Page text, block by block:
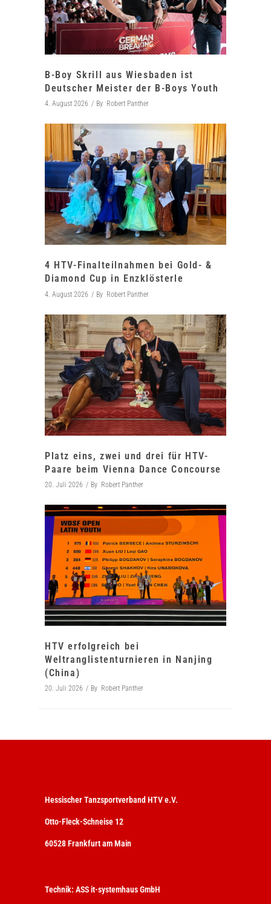
B-Boy Skrill aus Wiesbaden ist
Deutscher Meister der B-Boys Youth
4. August 2026 By Robert Panther
4 HTV-Finalteilnahmen bei Gold- &
Diamond Cup in Enzklösterle
4. August 2026 By Robert Panther
Platz eins, zwei und drei für HTV-
Paare beim Vienna Dance Concourse
20. Juli 2026 By Robert Panther
HTV erfolgreich bei
Weltranglistenturnieren in Nanjing
(China)
20. Juli 2026 By Robert Panther
Hessischer Tanzsportverband HTV e.V.
Otto-Fleck-Schneise 12
60528 Frankfurt am Main
Technik: ASS it-systemhaus GmbH